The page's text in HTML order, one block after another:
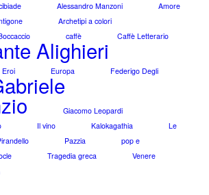
Alessandro Manzoni
Amore
Archetipi a colori
caffè
Caffè Letterario
Alighieri
Eroi Europa
Federigo Degli
Giacomo Leopardi
Il vino Kalokagathia
Le
Pazzia
pop e
Tragedia greca Venere